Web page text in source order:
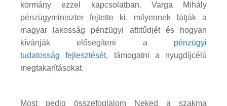
kormány ezzel kapcsolatban. Varga Mihály
pénzügyminiszter fejtette ki, milyennek látják a
magyar lakosság pénzügyi attitűdjét és hogyan
kívánják elősegíteni a pénzügyi
tudatosság fejlesztését, támogatni a nyugdíjcélú
megtakarításokat.
Most pedig összefoglalom Neked a szakma